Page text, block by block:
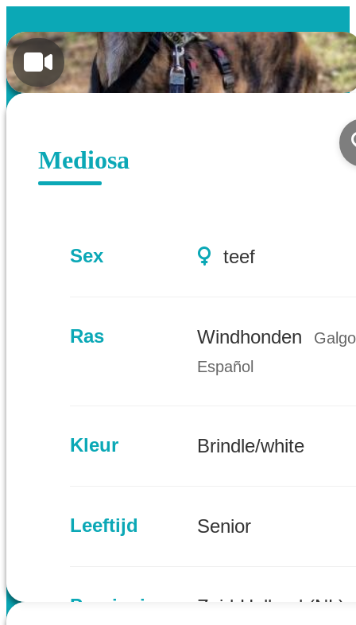
Mediosa
Sex teef
Ras Windhonden
Galgo
Español
Kleur Brindle/white
Leeftijd Senior
Provincie Zuid-Holland (NL)